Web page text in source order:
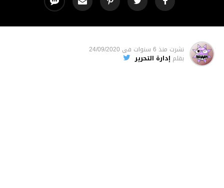
نشرت منذ 6 سنوات فى 24/09/2020
بقلم إدارة التحرير